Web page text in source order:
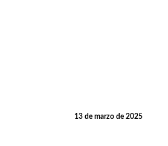
13 de marzo de 2025